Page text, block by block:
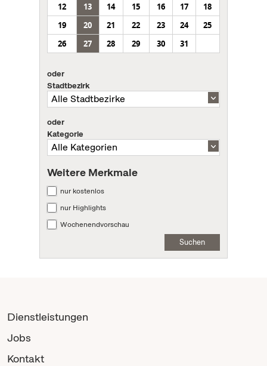
12
13 14 15 16 17
18
19
20 21 22 23 24
25
26
27 28 29 30 31
oder
Stadtbezirk
oder
Kategorie
Weitere Merkmale
nur kostenlos
nur Highlights
Wochenendvorschau
Suchen
Dienstleistungen
Jobs
Kontakt